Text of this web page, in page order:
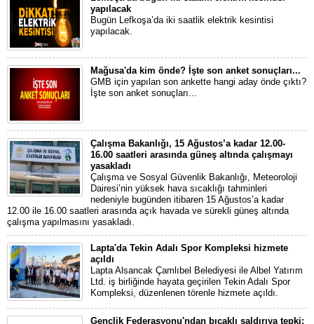
yapılacak
Bugün Lefkoşa’da iki saatlik elektrik kesintisi
yapılacak.
Mağusa'da kim önde? İşte son anket sonuçları...
GMB için yapılan son ankette hangi aday önde çıktı?
İşte son anket sonuçları...
Çalışma Bakanlığı, 15 Ağustos’a kadar 12.00-
16.00 saatleri arasında güneş altında çalışmayı
yasakladı
Çalışma ve Sosyal Güvenlik Bakanlığı, Meteoroloji
Dairesi’nin yüksek hava sıcaklığı tahminleri
nedeniyle bugünden itibaren 15 Ağustos’a kadar
12.00 ile 16.00 saatleri arasında açık havada ve sürekli güneş altında
çalışma yapılmasını yasakladı.
Lapta'da Tekin Adalı Spor Kompleksi hizmete
açıldı
Lapta Alsancak Çamlıbel Belediyesi ile Albel Yatırım
Ltd. iş birliğinde hayata geçirilen Tekin Adalı Spor
Kompleksi, düzenlenen törenle hizmete açıldı.
Gençlik Federasyonu'ndan bıçaklı saldırıya tepki: